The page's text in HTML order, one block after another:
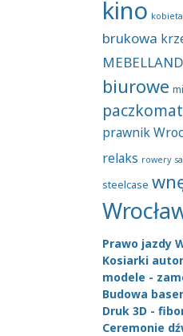
kino kobieta
brukowa
biurowe
prawnik
relaks rowery
steelcase
Prawo jazdy
Kosiarki
modele -
Budowa
Druk 3D -
Ceremonie